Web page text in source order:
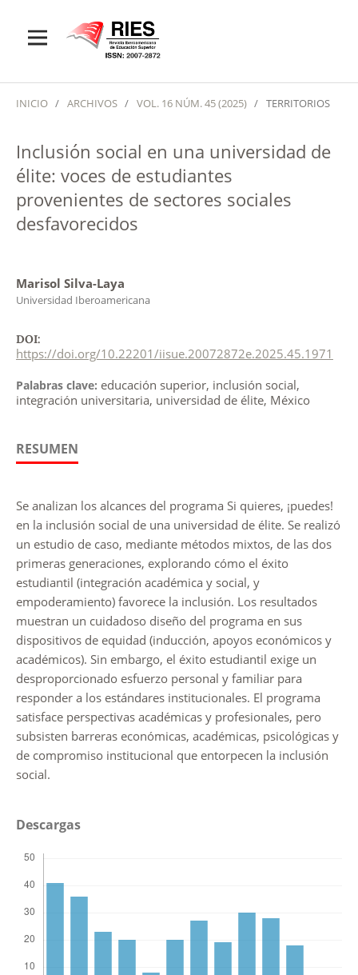
INICIO / ARCHIVOS / VOL. 16 NÚM. 45 (2025) / TERRITORIOS
Inclusión social en una universidad de
élite: voces de estudiantes
provenientes de sectores sociales
desfavorecidos
Marisol Silva-Laya
Universidad Iberoamericana
DOI:
https://doi.org/10.22201/iisue.20072872e.2025.45.1971
Palabras clave: educación superior, inclusión social,
integración universitaria, universidad de élite, México
RESUMEN
Se analizan los alcances del programa Si quieres, ¡puedes!
en la inclusión social de una universidad de élite. Se realizó
un estudio de caso, mediante métodos mixtos, de las dos
primeras generaciones, explorando cómo el éxito
estudiantil (integración académica y social, y
empoderamiento) favorece la inclusión. Los resultados
muestran un cuidadoso diseño del programa en sus
dispositivos de equidad (inducción, apoyos económicos y
académicos). Sin embargo, el éxito estudiantil exige un
desproporcionado esfuerzo personal y familiar para
responder a los estándares institucionales. El programa
satisface perspectivas académicas y profesionales, pero
subsisten barreras económicas, académicas, psicológicas y
de compromiso institucional que entorpecen la inclusión
social.
Descargas